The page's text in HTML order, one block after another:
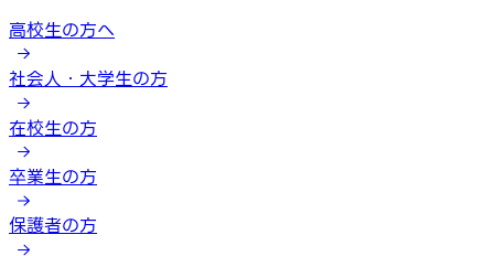
高校生の方へ
社会人・大学生の方
在校生の方
卒業生の方
保護者の方